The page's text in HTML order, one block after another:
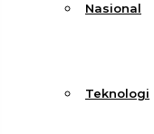
Nasional
Teknologi